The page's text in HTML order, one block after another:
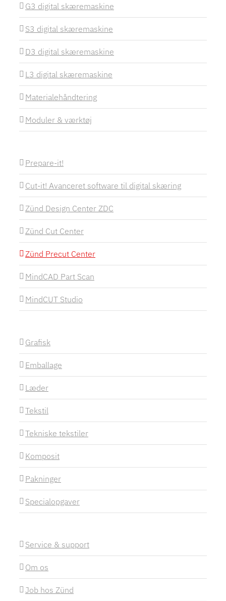
G3 digital skæremaskine
S3 digital skæremaskine
D3 digital skæremaskine
L3 digital skæremaskine
Materialehåndtering
Moduler & værktøj
Prepare-it!
Cut-it! Avanceret software til digital skæring
Zünd Design Center ZDC
Zünd Cut Center
Zünd Precut Center
MindCAD Part Scan
MindCUT Studio
Grafisk
Emballage
Læder
Tekstil
Tekniske tekstiler
Komposit
Pakninger
Specialopgaver
Service & support
Om os
Job hos Zünd